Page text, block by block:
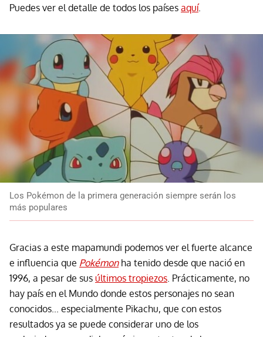
Puedes ver el detalle de todos los países aquí.
Los Pokémon de la primera generación siempre serán los
más populares
Gracias a este mapamundi podemos ver el fuerte alcance
e influencia que Pokémon ha tenido desde que nació en
1996, a pesar de sus últimos tropiezos . Prácticamente, no
hay país en el Mundo donde estos personajes no sean
conocidos... especialmente Pikachu, que con estos
resultados ya se puede considerar uno de los